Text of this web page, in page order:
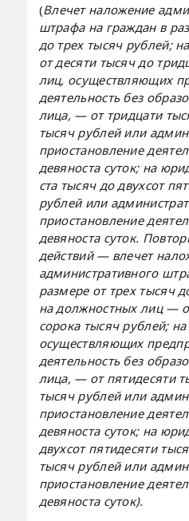
(Влечет наложение
штрафа на граждан в
до трех тысяч рублей;
от десяти тысяч до
лиц, осуществляющих
деятельность без
лица, — от тридцати
тысяч рублей или
приостановление
девяноста суток; на
ста тысяч до двухсот
рублей или
приостановление
девяноста суток.
действий — влечет
административного
размере от трех тысяч
на должностных лиц —
сорока тысяч рублей;
осуществляющих
деятельность без
лица, — от пятидесяти
тысяч рублей или
приостановление
девяноста суток; на
двухсот пятидесяти
тысяч рублей или
приостановление
девяноста суток).